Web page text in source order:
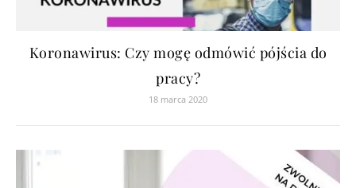
Koronawirus: Czy mogę odmówić pójścia do
pracy?
18 marca 2020